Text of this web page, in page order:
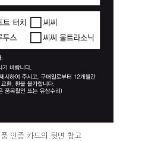
인증 카드의 뒷면 참고